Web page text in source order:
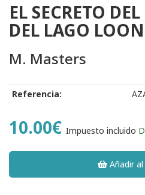
EL SECRETO
DEL LAGO LOON
M. Masters
Referencia:
10.00€ Impuesto incluido
Añadir